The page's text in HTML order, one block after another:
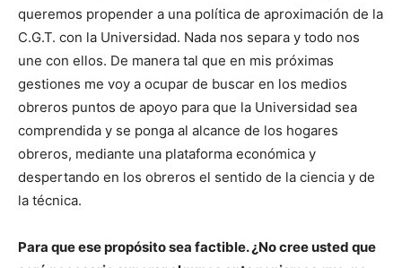
queremos propender a una política de aproximación de la
C.G.T. con la Universidad. Nada nos separa y todo nos
une con ellos. De manera tal que en mis próximas
gestiones me voy a ocupar de buscar en los medios
obreros puntos de apoyo para que la Universidad sea
comprendida y se ponga al alcance de los hogares
obreros, mediante una plataforma económica y
despertando en los obreros el sentido de la ciencia y de
la técnica.
Para que ese propósito sea factible. ¿No cree usted que